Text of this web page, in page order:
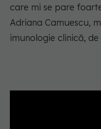
care mi se pare
Adriana Camuescu,
imunologie clinică,